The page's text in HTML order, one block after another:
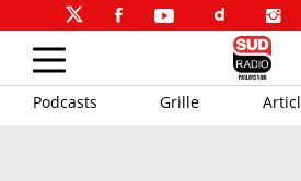
Podcasts Grille